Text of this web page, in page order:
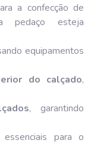
a confecção de
pedaço esteja
equipamentos
do calçado,
, garantindo
essenciais para o